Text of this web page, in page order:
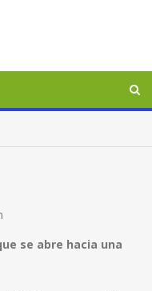
se abre hacia una